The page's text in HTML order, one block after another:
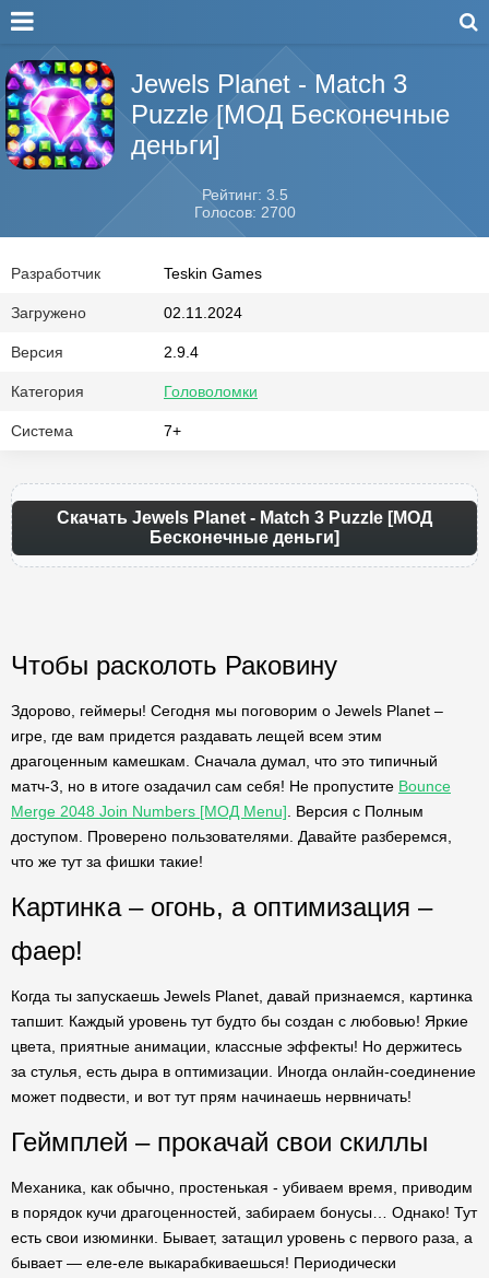
Jewels Planet - Match 3
Puzzle [МОД Бесконечные
деньги]
Рейтинг: 3.5
Голосов: 2700
Разработчик Teskin Games
Загружено 02.11.2024
Версия 2.9.4
Категория Головоломки
Система 7+
Скачать Jewels Planet - Match 3 Puzzle [МОД
Бесконечные деньги]
Чтобы расколоть Раковину
Здорово, геймеры! Сегодня мы поговорим о Jewels Planet –
игре, где вам придется раздавать лещей всем этим
драгоценным камешкам. Сначала думал, что это типичный
матч-3, но в итоге озадачил сам себя! Не пропустите Bounce
Merge 2048 Join Numbers [МОД Menu] . Версия с Полным
доступом. Проверено пользователями. Давайте разберемся,
что же тут за фишки такие!
Картинка – огонь, а оптимизация –
фаер!
Когда ты запускаешь Jewels Planet, давай признаемся, картинка
тапшит. Каждый уровень тут будто бы создан с любовью! Яркие
цвета, приятные анимации, классные эффекты! Но держитесь
за стулья, есть дыра в оптимизации. Иногда онлайн-соединение
может подвести, и вот тут прям начинаешь нервничать!
Геймплей – прокачай свои скиллы
Механика, как обычно, простенькая - убиваем время, приводим
в порядок кучи драгоценностей, забираем бонусы… Однако! Тут
есть свои изюминки. Бывает, затащил уровень с первого раза, а
бывает — еле-еле выкарабкиваешься! Периодически